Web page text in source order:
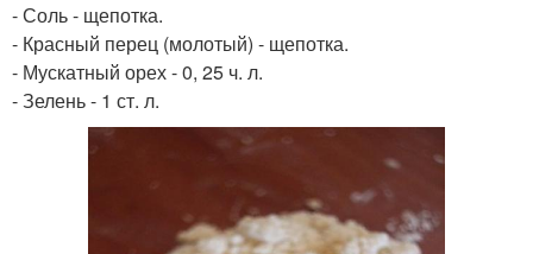
- Соль - щепотка.
- Красный перец (молотый) - щепотка.
- Мускатный орех - 0, 25 ч. л.
- Зелень - 1 ст. л.